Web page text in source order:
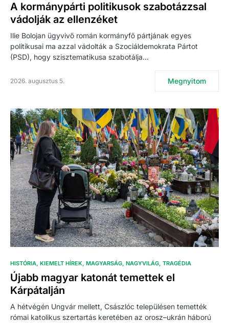
A kormánypárti politikusok szabotázzsal
vádolják az ellenzéket
Ilie Bolojan ügyvivő román kormányfő pártjának egyes
politikusai ma azzal vádolták a Szociáldemokrata Pártot
(PSD), hogy szisztematikusa szabotálja…
2026. augusztus 5. Megnyitom
HISTÓRIA KIEMELT HÍREK MAGYARSÁG NAGYVILÁG TRAGÉDIA
Újabb magyar katonát temettek el
Kárpátalján
A hétvégén Ungvár mellett, Császlóc településen temették
római katolikus szertartás keretében az orosz–ukrán háború